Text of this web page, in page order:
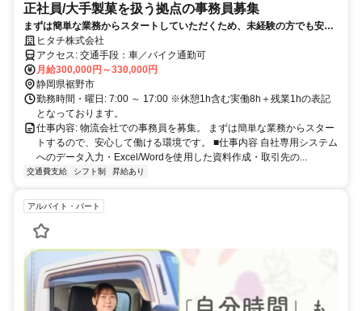
正社員/大手製菓を扱う拠点の事務員募集
まずは簡単な業務からスタートしていただくため、未経験の方でも安心
して働ける環境です。研修期間も充実しており、業務の流れをしっかり
覚えてから本格的にお仕事を始められます。事務経験がない方やブラン
クのある方も歓迎です。
ヒタチ株式会社
アクセス: 交通手段：車／バイク通勤可
月給300,000円～330,000円
静岡県裾野市
勤務時間・曜日: 7:00 ～ 17:00 ※休憩1h含む実働8h＋残業1hの表記
となっております。
仕事内容: 物流会社での事務員を募集。 まずは簡単な業務からスター
トするので、安心して働ける環境です。 ■仕事内容 自社専用システム
へのデータ入力・Excel/Wordを使用した資料作成・取引先の...
交通費支給 シフト制 昇給あり
アルバイト・パート